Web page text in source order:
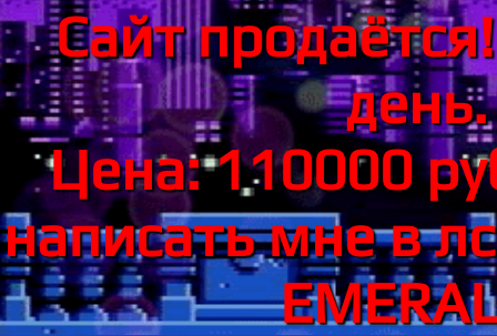
Сайт
Цена: 110000
написать мне в